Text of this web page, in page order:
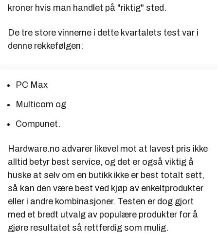
kroner hvis man handlet på "riktig" sted.
De tre store vinnerne i dette kvartalets test var i
denne rekkefølgen:
PC Max
Multicom og
Compunet.
Hardware.no advarer likevel mot at lavest pris ikke
alltid betyr best service, og det er også viktig å
huske at selv om en butikk ikke er best totalt sett,
så kan den være best ved kjøp av enkeltprodukter
eller i andre kombinasjoner. Testen er dog gjort
med et bredt utvalg av populære produkter for å
gjøre resultatet så rettferdig som mulig.